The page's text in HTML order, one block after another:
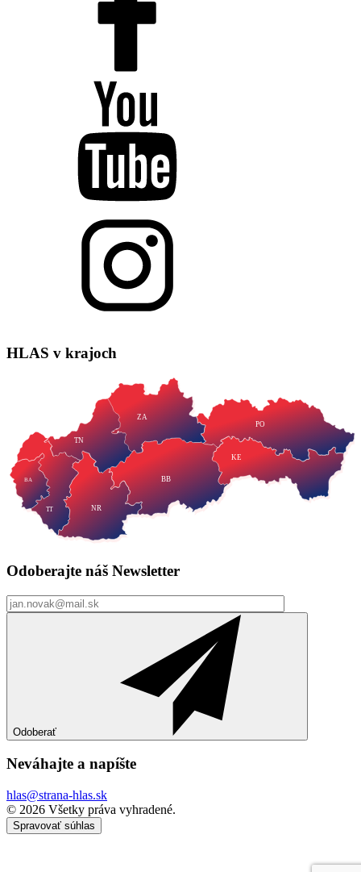
HLAS v krajoch
TT NR
TN
ZA
BB
PO
KE
BA
Odoberajte náš Newsletter
Odoberať
Neváhajte a napíšte
hlas@strana-hlas.sk
©️ 2026 Všetky práva vyhradené.
Spravovať súhlas